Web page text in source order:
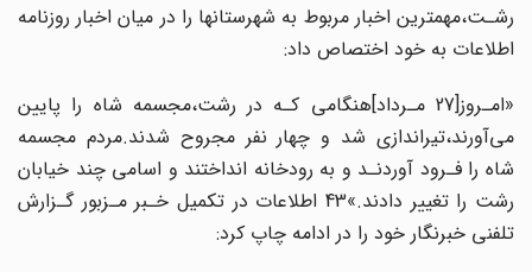
رشـت،مهمترین اخبار مربوط به‌ شهرستانها را در میان اخبار‌ روزنامه‌
اطلاعات به خود اختصاص داد:
«امـروز[27 مـرداد]هنگامی کـه در رشت،مجسمه شاه را پایین
می‌آورند،تیراندازی شد و چهار نفر مجروح شدند.مردم مجسمه
شاه را فـرود آوردنـد و به‌ رودخانه‌ انداختند و اسامی چند خیابان‌
رشت را تغییر دادند.»43 اطلاعات در تکمیل خـبر مـزبور گـزارش
تلفنی خبرنگار خود را در ادامه چاپ کرد: